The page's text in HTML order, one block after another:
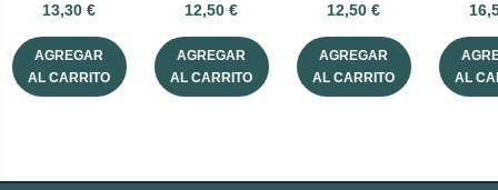
13,30 €
AGREGAR
AL CARRITO
12,50 €
AGREGAR
AL CARRITO
12,50 €
AGREGAR
AL CARRITO
AL